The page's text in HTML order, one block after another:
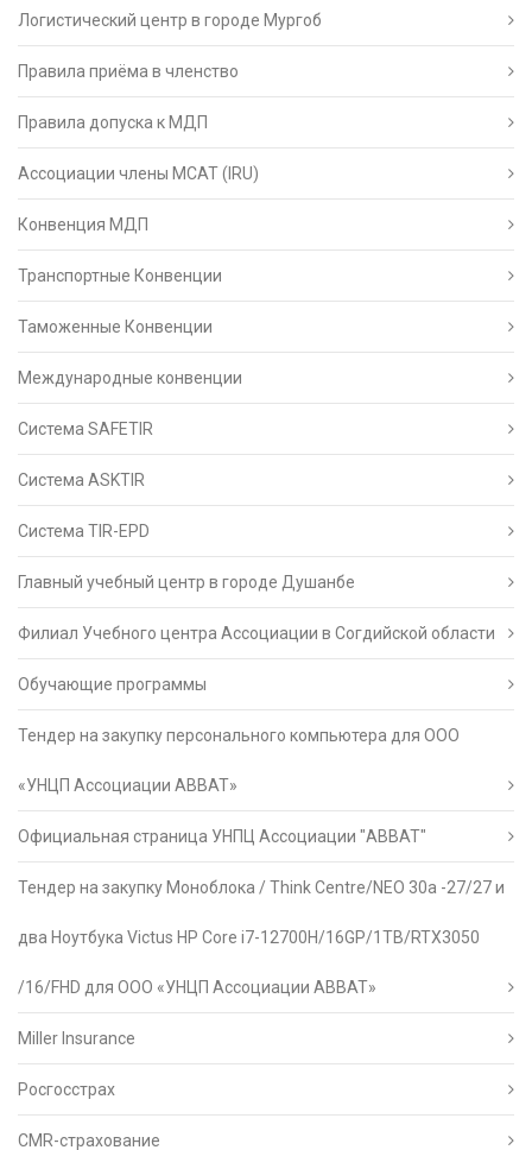
Логистический центр в городе Мургоб
Правила приёма в членство
Правила допуска к МДП
Ассоциации члены МСАТ (IRU)
Конвенция МДП
Транспортные Конвенции
Таможенные Конвенции
Международные конвенции
Система SAFETIR
Система ASKTIR
Система TIR-EPD
Главный учебный центр в городе Душанбе
Филиал Учебного центра Ассоциации в Согдийской области
Обучающие программы
Тендер на закупку персонального компьютера для ООО
«УНЦП Ассоциации АВВАТ»
Официальная страница УНПЦ Ассоциации "АВВАТ"
Тендер на закупку Моноблока / Think Centre/NEO 30a -27/27 и
два Ноутбука Victus HP Core i7-12700H/16GP/1TB/RTX3050
/16/FHD для ООО «УНЦП Ассоциации АВВАТ»
Miller Insurance
Росгосстрах
CMR-страхование